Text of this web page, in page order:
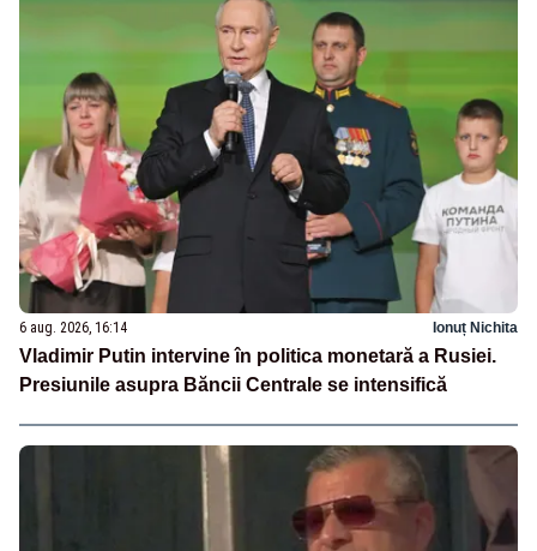
6 aug. 2026, 16:14 Ionuț Nichita
Vladimir Putin intervine în politica monetară a Rusiei.
Presiunile asupra Băncii Centrale se intensifică